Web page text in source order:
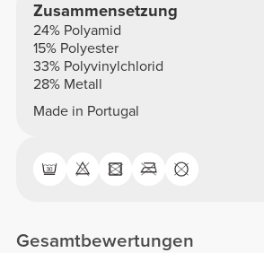
Zusammensetzung
24% Polyamid
15% Polyester
33% Polyvinylchlorid
28% Metall
Made in Portugal
Gesamtbewertungen